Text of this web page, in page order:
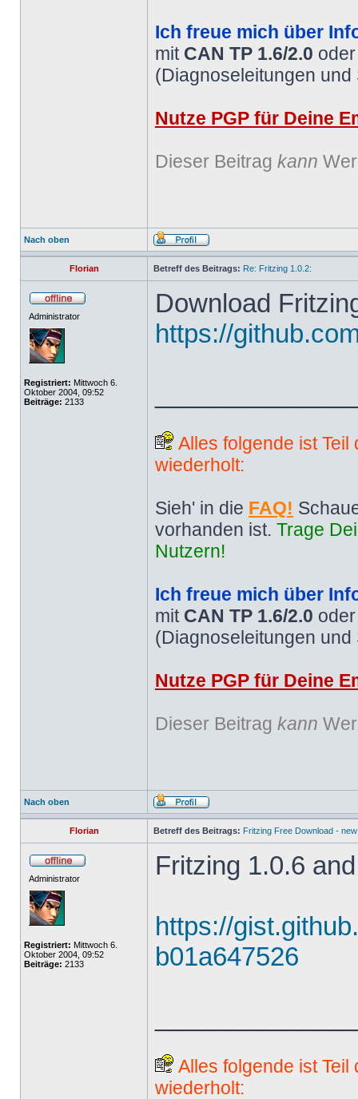
Ich freue mich über
mit CAN TP 1.6/2.0
(Diagnoseleitungen
Nutze PGP für Deine
Dieser Beitrag kann
Nach oben
Florian Betreff des Beitrags: Re: Fritzing 1.0.2:
Administrator
Registriert: Mittwoch 6.
Oktober 2004, 09:52
Beiträge: 2133
Download
https://
Alles folgende ist
wiederholt:
Sieh' in die FAQ!
vorhanden ist. Trage
Nutzern!
Ich freue mich über
mit CAN TP 1.6/2.0
(Diagnoseleitungen
Nutze PGP für Deine
Dieser Beitrag kann
Nach oben
Florian Betreff des Beitrags: Fritzing Free Download -
Administrator
Registriert: Mittwoch 6.
Oktober 2004, 09:52
Beiträge: 2133
Fritzing 1.0.6
https://
b01a647526
Alles folgende ist
wiederholt: